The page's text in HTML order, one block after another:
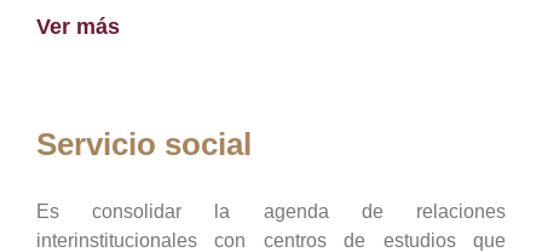
Ver más
Servicio social
Es consolidar la agenda de relaciones
interinstitucionales con centros de estudios que